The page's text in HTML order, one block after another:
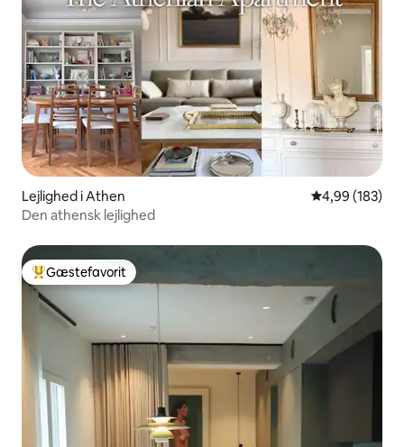
Lejlighed i Athen 4,99 ud af 5 i
4,99 (183)
Den athensk lejlighed
Bedste gæstefavorit
Gæstefavorit